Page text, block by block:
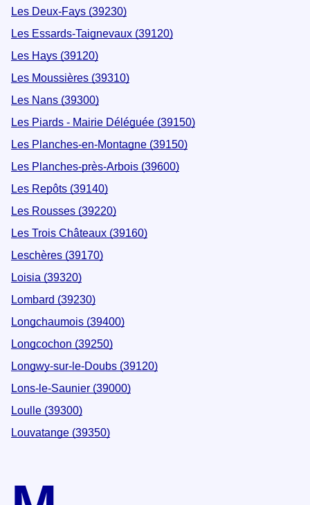
Les Deux-Fays (39230)
Les Essards-Taignevaux (39120)
Les Hays (39120)
Les Moussières (39310)
Les Nans (39300)
Les Piards - Mairie Déléguée (39150)
Les Planches-en-Montagne (39150)
Les Planches-près-Arbois (39600)
Les Repôts (39140)
Les Rousses (39220)
Les Trois Châteaux (39160)
Leschères (39170)
Loisia (39320)
Lombard (39230)
Longchaumois (39400)
Longcochon (39250)
Longwy-sur-le-Doubs (39120)
Lons-le-Saunier (39000)
Loulle (39300)
Louvatange (39350)